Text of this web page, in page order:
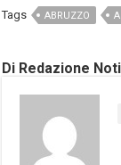
Tags ABRUZZO
Di Redazione